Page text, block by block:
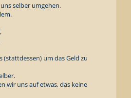
selber umgehen.
(stattdessen) um das Geld zu
wir uns auf etwas, das keine